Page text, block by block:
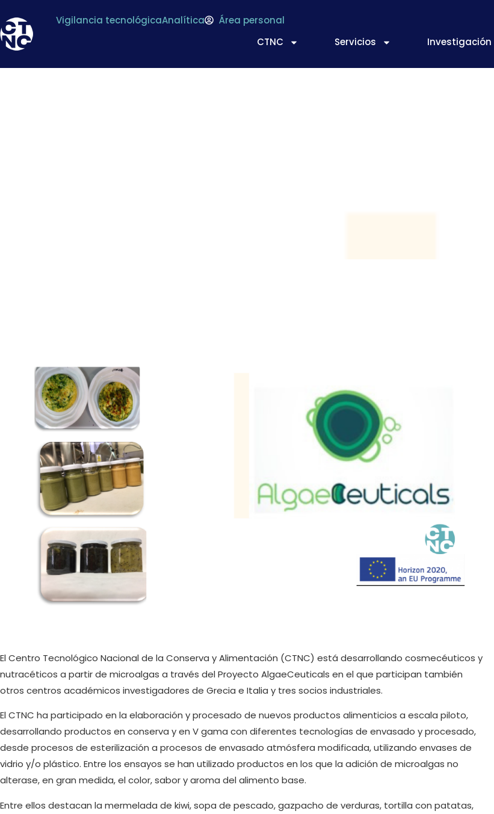
Vigilancia tecnológicaAnalítica
Área personal
CTNC
Servicios Investigación
El Centro Tecnológico Nacional de la Conserva y Alimentación (CTNC) está desarrollando cosmecéuticos y
nutracéticos a partir de microalgas a través del Proyecto AlgaeCeuticals en el que participan también
otros centros académicos investigadores de Grecia e Italia y tres socios industriales.
El CTNC ha participado en la elaboración y procesado de nuevos productos alimenticios a escala piloto,
desarrollando productos en conserva y en V gama con diferentes tecnologías de envasado y procesado,
desde procesos de esterilización a procesos de envasado atmósfera modificada, utilizando envases de
vidrio y/o plástico. Entre los ensayos se han utilizado productos en los que la adición de microalgas no
alterase, en gran medida, el color, sabor y aroma del alimento base.
Entre ellos destacan la mermelada de kiwi, sopa de pescado, gazpacho de verduras, tortilla con patatas,